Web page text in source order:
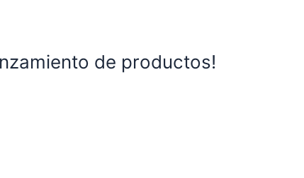
de productos!